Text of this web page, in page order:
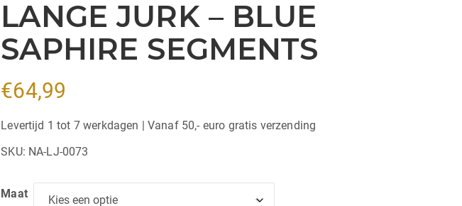
LANGE JURK – BLUE
SAPHIRE SEGMENTS
€64,99
Levertijd 1 tot 7 werkdagen | Vanaf 50,- euro gratis verzending
SKU: NA-LJ-0073
Maat